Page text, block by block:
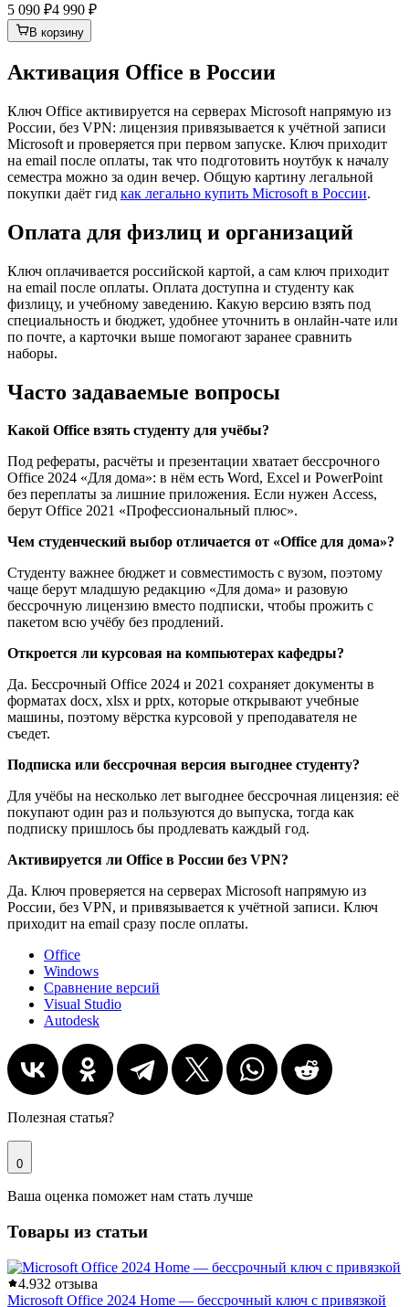
5 090 ₽4 990 ₽
В корзину
Активация Office в России
Ключ Office активируется на серверах Microsoft напрямую из
России, без VPN: лицензия привязывается к учётной записи
Microsoft и проверяется при первом запуске. Ключ приходит
на email после оплаты, так что подготовить ноутбук к началу
семестра можно за один вечер. Общую картину легальной
покупки даёт гид как легально купить Microsoft в России.
Оплата для физлиц и организаций
Ключ оплачивается российской картой, а сам ключ приходит
на email после оплаты. Оплата доступна и студенту как
физлицу, и учебному заведению. Какую версию взять под
специальность и бюджет, удобнее уточнить в онлайн-чате или
по почте, а карточки выше помогают заранее сравнить
наборы.
Часто задаваемые вопросы
Какой Office взять студенту для учёбы?
Под рефераты, расчёты и презентации хватает бессрочного
Office 2024 «Для дома»: в нём есть Word, Excel и PowerPoint
без переплаты за лишние приложения. Если нужен Access,
берут Office 2021 «Профессиональный плюс».
Чем студенческий выбор отличается от «Office для дома»?
Студенту важнее бюджет и совместимость с вузом, поэтому
чаще берут младшую редакцию «Для дома» и разовую
бессрочную лицензию вместо подписки, чтобы прожить с
пакетом всю учёбу без продлений.
Откроется ли курсовая на компьютерах кафедры?
Да. Бессрочный Office 2024 и 2021 сохраняет документы в
форматах docx, xlsx и pptx, которые открывают учебные
машины, поэтому вёрстка курсовой у преподавателя не
съедет.
Подписка или бессрочная версия выгоднее студенту?
Для учёбы на несколько лет выгоднее бессрочная лицензия: её
покупают один раз и пользуются до выпуска, тогда как
подписку пришлось бы продлевать каждый год.
Активируется ли Office в России без VPN?
Да. Ключ проверяется на серверах Microsoft напрямую из
России, без VPN, и привязывается к учётной записи. Ключ
приходит на email сразу после оплаты.
Office
Windows
Сравнение версий
Visual Studio
Autodesk
Полезная статья?
0
Ваша оценка поможет нам стать лучше
Товары из статьи
4.932 отзыва
Microsoft Office 2024 Home — бессрочный ключ с привязкой